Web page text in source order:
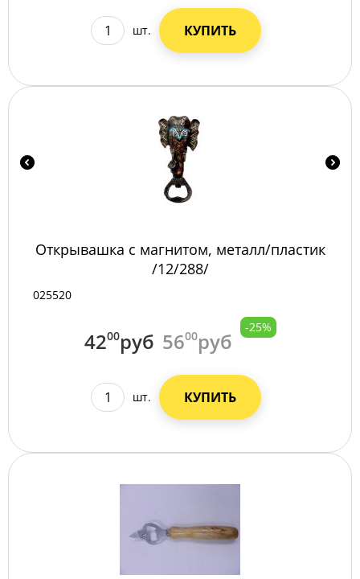
шт. КУПИТЬ
Открывашка с магнитом, металл/пластик
/12/288/
025520
4200руб 5600руб
-25%
шт. КУПИТЬ